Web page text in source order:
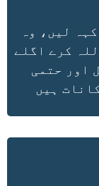
لیں، وہ
کرے اگلے
اور حتمی
ہیں